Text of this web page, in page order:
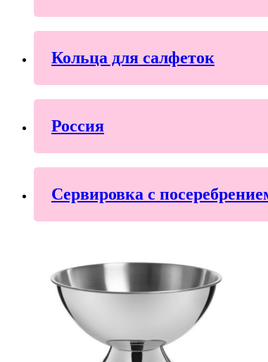
Кольца для салфеток
Россия
Сервировка с